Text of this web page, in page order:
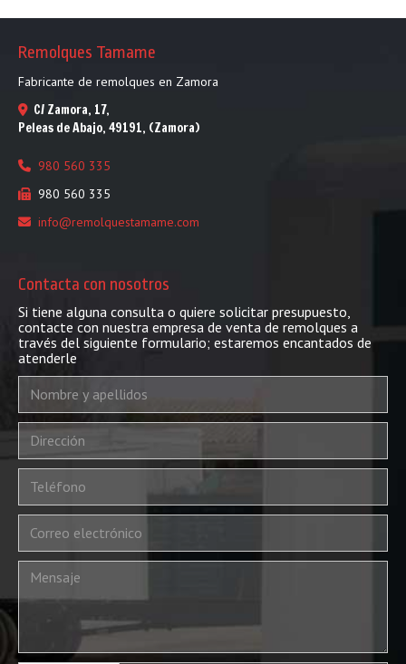
Remolques Tamame
Fabricante de remolques en Zamora
C/ Zamora, 17,
Peleas de Abajo, 49191, (Zamora)
980 560 335
980 560 335
info
remolquestamame.com
Contacta con nosotros
Si tiene alguna consulta o quiere solicitar presupuesto,
contacte con nuestra empresa de venta de remolques a
través del siguiente formulario; estaremos encantados de
atenderle